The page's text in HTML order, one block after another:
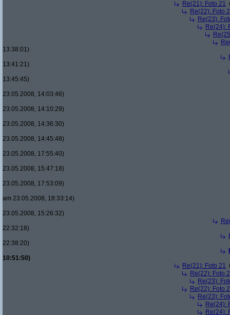
Re(21): Foto 21
Re(22): Foto
Re(23):
Re(24):
13:38:01)
13:41:21)
13:45:45)
23.05.2008, 14:03:46)
23.05.2008, 14:10:29)
23.05.2008, 14:36:30)
23.05.2008, 14:45:48)
23.05.2008, 17:55:40)
23.05.2008, 15:47:18)
23.05.2008, 17:53:09)
am 23.05.2008, 18:33:14)
23.05.2008, 15:26:32)
22:32:18)
22:38:20)
10:51:50)
Re(21): Foto 21
Re(22): Foto
Re(23):
Re(22): Foto
Re(23):
Re(24):
Re(24):